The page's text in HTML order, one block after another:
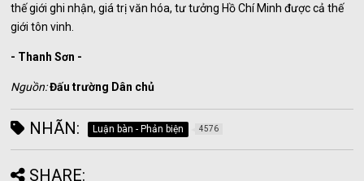
thế giới ghi nhận, giá trị văn hóa, tư tưởng Hồ Chí Minh được cả thế
giới tôn vinh.
- Thanh Sơn -
Nguồn:Đấu trường Dân chủ
NHÃN: Luận bàn - Phản biện 4576
SHARE: